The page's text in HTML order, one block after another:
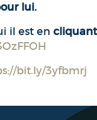
lui.
il est en
bit.ly/3yfbmrj